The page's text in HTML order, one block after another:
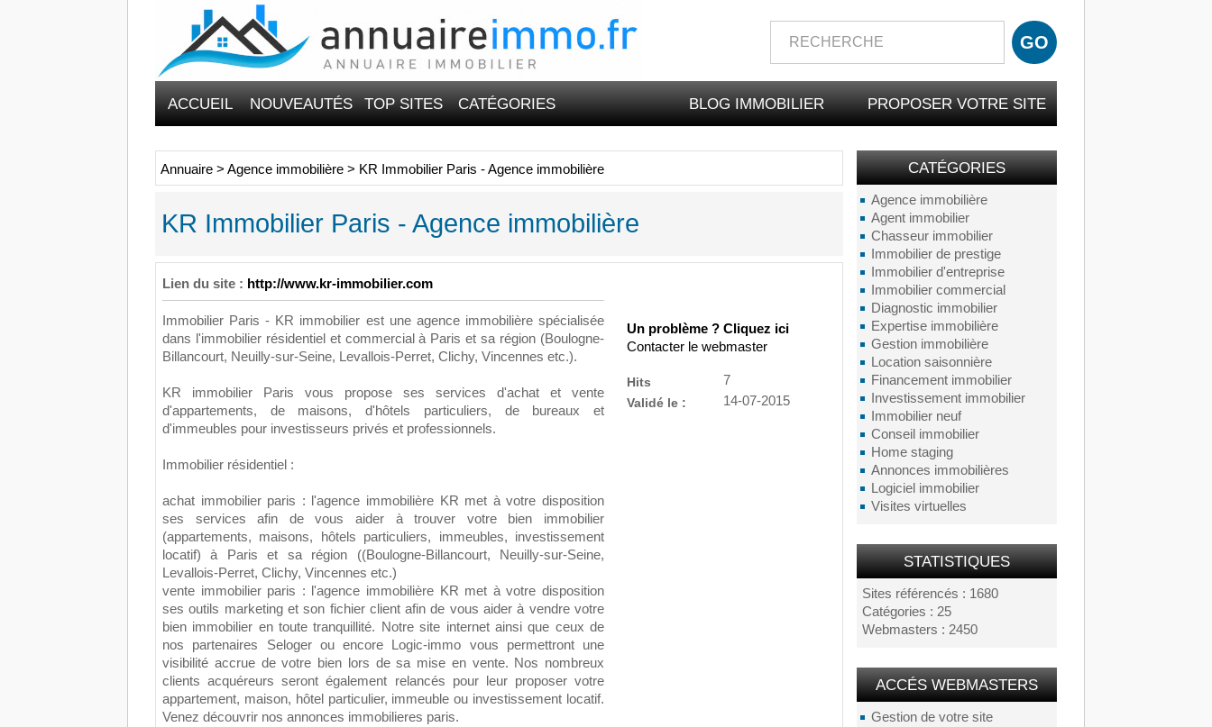
ACCUEIL NOUVEAUTÉS TOP SITES CATÉGORIES PROPOSER VOTRE SITE
BLOG IMMOBILIER
CATÉGORIES
Agence immobilière
Agent immobilier
Chasseur immobilier
Immobilier de prestige
Immobilier d'entreprise
Immobilier commercial
Diagnostic immobilier
Expertise immobilière
Gestion immobilière
Location saisonnière
Financement immobilier
Investissement immobilier
Immobilier neuf
Conseil immobilier
Home staging
Annonces immobilières
Logiciel immobilier
Visites virtuelles
STATISTIQUES
Sites référencés : 1680
Catégories : 25
Webmasters : 2450
ACCÉS WEBMASTERS
Gestion de votre site
Annuaire > Agence immobilière > KR Immobilier Paris - Agence immobilière
KR Immobilier Paris - Agence immobilière
Lien du site : http://www.kr-immobilier.com
Immobilier Paris - KR immobilier est une agence immobilière spécialisée
dans l'immobilier résidentiel et commercial à Paris et sa région (Boulogne-
Billancourt, Neuilly-sur-Seine, Levallois-Perret, Clichy, Vincennes etc.).
KR immobilier Paris vous propose ses services d'achat et vente
d'appartements, de maisons, d'hôtels particuliers, de bureaux et
d'immeubles pour investisseurs privés et professionnels.
Immobilier résidentiel :
achat immobilier paris : l'agence immobilière KR met à votre disposition
ses services afin de vous aider à trouver votre bien immobilier
(appartements, maisons, hôtels particuliers, immeubles, investissement
locatif) à Paris et sa région ((Boulogne-Billancourt, Neuilly-sur-Seine,
Levallois-Perret, Clichy, Vincennes etc.)
vente immobilier paris : l'agence immobilière KR met à votre disposition
ses outils marketing et son fichier client afin de vous aider à vendre votre
bien immobilier en toute tranquillité. Notre site internet ainsi que ceux de
nos partenaires Seloger ou encore Logic-immo vous permettront une
visibilité accrue de votre bien lors de sa mise en vente. Nos nombreux
clients acquéreurs seront également relancés pour leur proposer votre
appartement, maison, hôtel particulier, immeuble ou investissement locatif.
Venez découvrir nos annonces immobilieres paris.
Un problème ? Cliquez ici
Contacter le webmaster
Hits
7
Validé le :
14-07-2015